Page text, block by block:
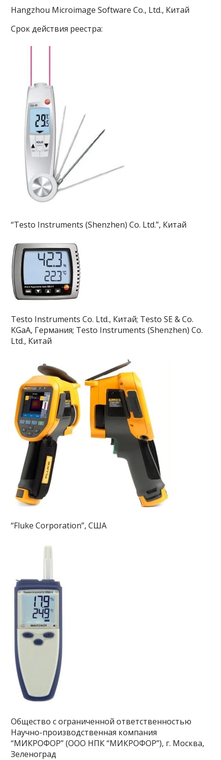
Hangzhou Microimage Software Co., Ltd., Китай
Срок действия реестра:
“Testo Instruments (Shenzhen) Co. Ltd.”, Китай
Testo Instruments Co. Ltd., Китай; Testo SE & Co.
KGaA, Германия; Testo Instruments (Shenzhen) Co.
Ltd., Китай
“Fluke Corporation”, США
Общество с ограниченной ответственностью
Научно-производственная компания
“МИКРОФОР” (ООО НПК “МИКРОФОР”), г. Москва,
Зеленоград